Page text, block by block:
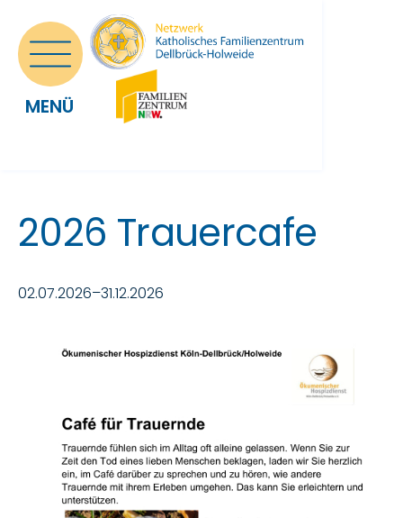
MENÜ
2026 Trauercafe
02.07.2026–31.12.2026